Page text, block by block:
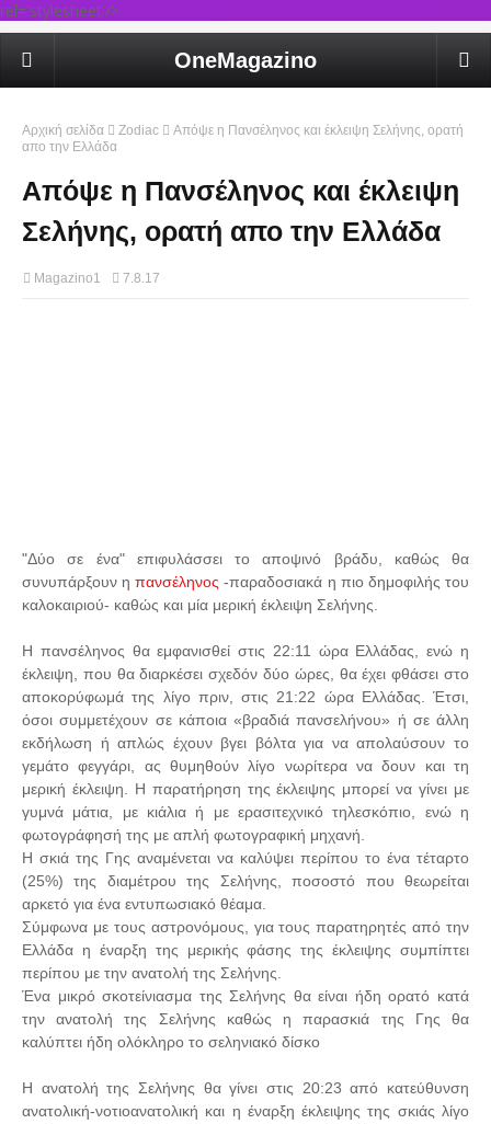
rel='stylesheet'/>
OneMagazino
Αρχική σελίδα Zodiac
Απόψε η Πανσέληνος και έκλειψη Σελήνης, ορατή
απο την Ελλάδα
Απόψε η Πανσέληνος και έκλειψη
Σελήνης, ορατή απο την Ελλάδα
Magazino1 7.8.17
"Δύο σε ένα" επιφυλάσσει το αποψινό βράδυ, καθώς θα
συνυπάρξουν ηπανσέληνος -παραδοσιακά η πιο δημοφιλής του
καλοκαιριού- καθώς και μία μερική έκλειψη Σελήνης.
H πανσέληνος θα εμφανισθεί στις 22:11 ώρα Ελλάδας, ενώ η
έκλειψη, που θα διαρκέσει σχεδόν δύο ώρες, θα έχει φθάσει στο
αποκορύφωμά της λίγο πριν, στις 21:22 ώρα Ελλάδας. Έτσι,
όσοι συμμετέχουν σε κάποια «βραδιά πανσελήνου» ή σε άλλη
εκδήλωση ή απλώς έχουν βγει βόλτα για να απολαύσουν το
γεμάτο φεγγάρι, ας θυμηθούν λίγο νωρίτερα να δουν και τη
μερική έκλειψη. Η παρατήρηση της έκλειψης μπορεί να γίνει με
γυμνά μάτια, με κιάλια ή με ερασιτεχνικό τηλεσκόπιο, ενώ η
φωτογράφησή της με απλή φωτογραφική μηχανή.
Η σκιά της Γης αναμένεται να καλύψει περίπου το ένα τέταρτο
(25%) της διαμέτρου της Σελήνης, ποσοστό που θεωρείται
αρκετό για ένα εντυπωσιακό θέαμα.
Σύμφωνα με τους αστρονόμους, για τους παρατηρητές από την
Ελλάδα η έναρξη της μερικής φάσης της έκλειψης συμπίπτει
περίπου με την ανατολή της Σελήνης.
Ένα μικρό σκοτείνιασμα της Σελήνης θα είναι ήδη ορατό κατά
την ανατολή της Σελήνης καθώς η παρασκιά της Γης θα
καλύπτει ήδη ολόκληρο το σεληνιακό δίσκο
Η ανατολή της Σελήνης θα γίνει στις 20:23 από κατεύθυνση
ανατολική-νοτιοανατολική και η έναρξη έκλειψης της σκιάς λίγο